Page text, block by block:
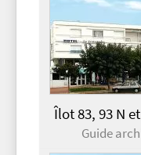
Îlot 83, 93 N
Guide